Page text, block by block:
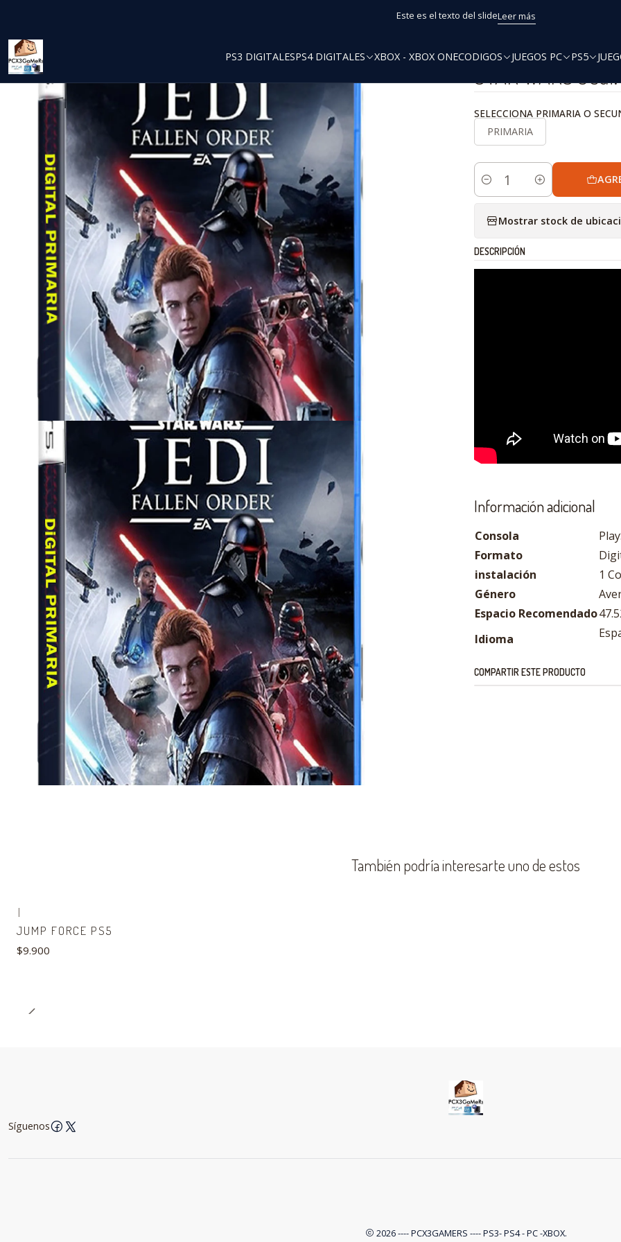
PS3 DIGITALESPS4 DIGITALES XBOX - XBOX ONECODIGOS JUEGOS PC PS5
Este es el texto del slideLeer más
PS5 STAR WARS Jedi: Fallen Order Ps5
|
STAR WARS
SELECCIONA PRIMARIA O
PRIMARIA
Cantidad
Mostrar stock de
DESCRIPCIÓN
Información adicional
Consola
Formato
instalación
1
Género
Espacio Recomendado
Idioma
COMPARTIR ESTE PRODUCTO
También podría interesarte uno de estos
|
JUMP FORCE PS5
$9.900
Síguenos
2026 ---- PCX3GAMERS ---- PS3- PS4 - PC -XBOX.